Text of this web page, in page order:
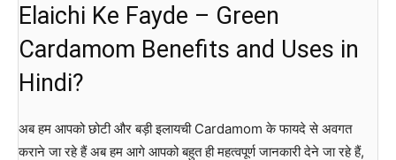
Elaichi Ke Fayde – Green
Cardamom Benefits and Uses in
Hindi?
अब हम आपको छोटी और बड़ी इलायची Cardamom के फायदे से अवगत
कराने जा रहे हैं अब हम आगे आपको बहुत ही महत्वपूर्ण जानकारी देने जा रहे हैं,